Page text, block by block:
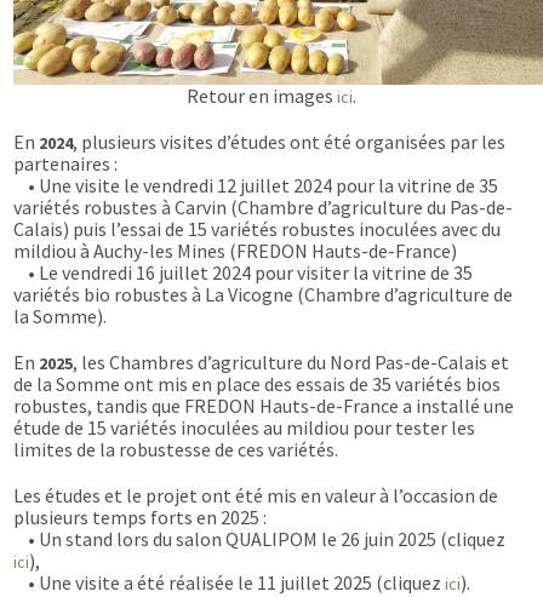
Retour en images ici.
En 2024, plusieurs visites d’études ont été organisées par les
partenaires :
• Une visite le vendredi 12 juillet 2024 pour la vitrine de 35
variétés robustes à Carvin (Chambre d’agriculture du Pas-de-
Calais) puis l’essai de 15 variétés robustes inoculées avec du
mildiou à Auchy-les Mines (FREDON Hauts-de-France)
• Le vendredi 16 juillet 2024 pour visiter la vitrine de 35
variétés bio robustes à La Vicogne (Chambre d’agriculture de
la Somme).
En 2025, les Chambres d’agriculture du Nord Pas-de-Calais et
de la Somme ont mis en place des essais de 35 variétés bios
robustes, tandis que FREDON Hauts-de-France a installé une
étude de 15 variétés inoculées au mildiou pour tester les
limites de la robustesse de ces variétés.
Les études et le projet ont été mis en valeur à l’occasion de
plusieurs temps forts en 2025 :
• Un stand lors du salon QUALIPOM le 26 juin 2025 (cliquez
ici),
• Une visite a été réalisée le 11 juillet 2025 (cliquezici).